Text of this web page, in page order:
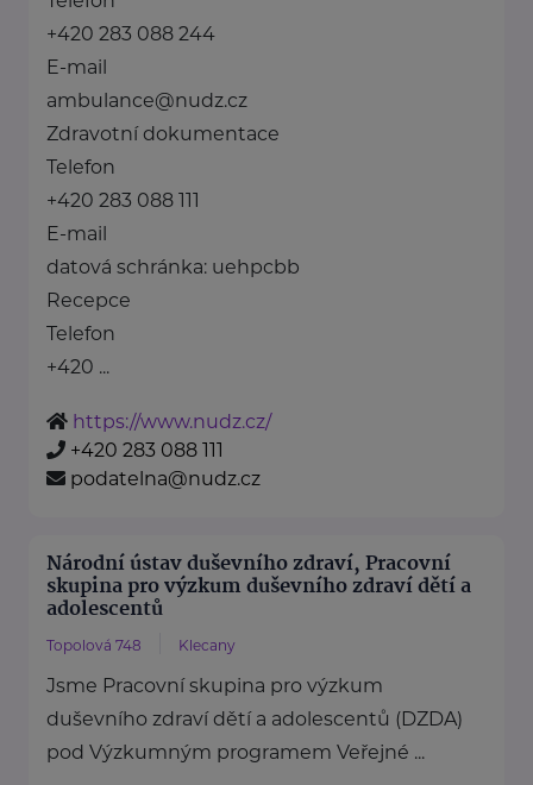
+420 283 088 244
E-mail
ambulance@nudz.cz
Zdravotní dokumentace
Telefon
+420 283 088 111
E-mail
datová schránka: uehpcbb
Recepce
Telefon
+420 ...
https://www.nudz.cz/
+420 283 088 111
podatelna@nudz.cz
Národní ústav duševního zdraví, Pracovní
skupina pro výzkum duševního zdraví dětí a
adolescentů
Topolová 748 Klecany
Jsme Pracovní skupina pro výzkum
duševního zdraví dětí a adolescentů (DZDA)
pod Výzkumným programem Veřejné ...